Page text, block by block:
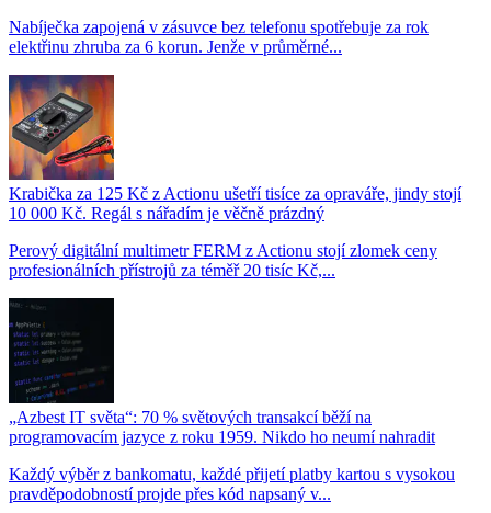
Nabíječka zapojená v zásuvce bez telefonu spotřebuje za rok
elektřinu zhruba za 6 korun. Jenže v průměrné...
Krabička za 125 Kč z Actionu ušetří tisíce za opraváře, jindy stojí
10 000 Kč. Regál s nářadím je věčně prázdný
Perový digitální multimetr FERM z Actionu stojí zlomek ceny
profesionálních přístrojů za téměř 20 tisíc Kč,...
„Azbest IT světa“: 70 % světových transakcí běží na
programovacím jazyce z roku 1959. Nikdo ho neumí nahradit
Každý výběr z bankomatu, každé přijetí platby kartou s vysokou
pravděpodobností projde přes kód napsaný v...